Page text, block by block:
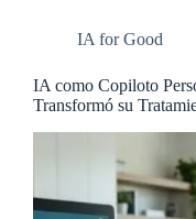
IA for Good
IA como Copiloto
Transformó su